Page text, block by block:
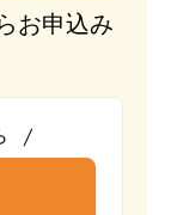
お申込み